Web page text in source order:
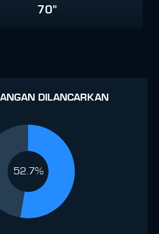
70"
DILANCARKAN
52.7%